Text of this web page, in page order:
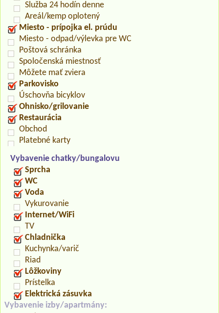
Služba 24 hodín denne
Areál/kemp oplotený
Miesto - prípojka el. prúdu
Miesto - odpad/výlevka pre WC
Poštová schránka
Spoločenská miestnosť
Môžete mať zviera
Parkovisko
Úschovňa bicyklov
Ohnisko/grilovanie
Restaurácia
Obchod
Platebné karty
Vybavenie chatky/bungalovu
Sprcha
WC
Voda
Vykurovanie
Internet/WiFi
TV
Chladnička
Kuchynka/varič
Riad
Lôžkoviny
Prístelka
Elektrická zásuvka
Vybavenie izby/apartmány: